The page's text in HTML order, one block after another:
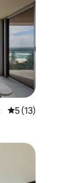
Μέση βαθμολογία:
5 (13)